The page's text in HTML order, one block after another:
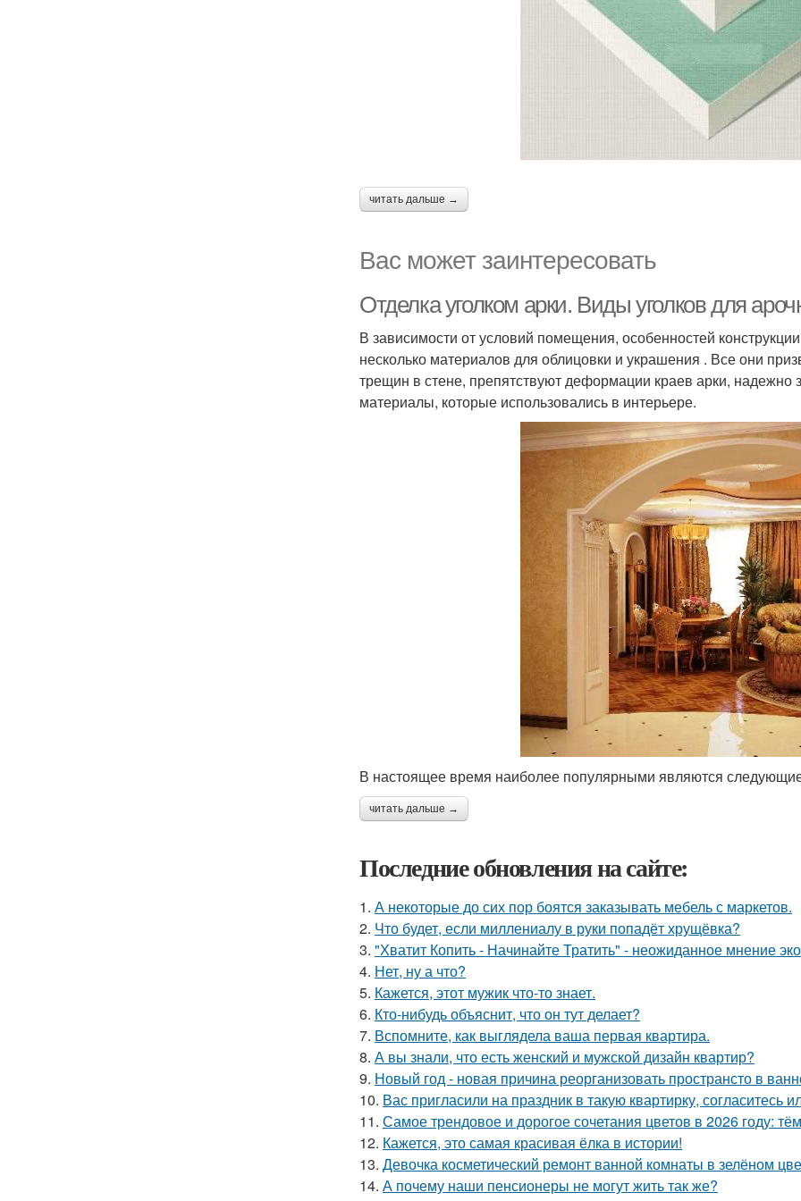
читать дальше →
Вас может заинтересовать
Отделка уголком арки. Виды уголков для
В зависимости от условий помещения, особенностей
несколько материалов для облицовки и украшения . Все они
трещин в стене, препятствуют деформации краев арки, надежно
материалы, которые использовались в интерьере.
В настоящее время наиболее популярными являются
читать дальше →
Последние обновления на сайте:
1. А некоторые до сих пор боятся заказывать мебель с маркетов.
2. Что будет, если миллениалу в руки попадёт хрущёвка?
3. "Хватит Копить - Начинайте Тратить" - неожиданное мнение
4. Нет, ну а что?
5. Кажется, этот мужик что-то знает.
6. Кто-нибудь объяснит, что он тут делает?
7. Вспомните, как выглядела ваша первая квартира.
8. А вы знали, что есть женский и мужской дизайн квартир?
9. Новый год - новая причина реорганизовать пространсто в
10. Вас пригласили на праздник в такую квартирку, согласитесь
11. Самое трендовое и дорогое сочетания цветов в 2026 году:
12. Кажется, это самая красивая ёлка в истории!
13. Девочка косметический ремонт ванной комнаты в зелёном
14. А почему наши пенсионеры не могут жить так же?